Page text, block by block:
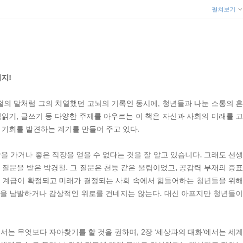
펼쳐보기
지!
말처럼 그의 치열했던 고뇌의 기록인 동시에, 청년들과 나눈 소통의 흔
기, 글쓰기 등 다양한 주제를 아우르는 이 책은 자신과 사회의 미래를 고
회를 발견하는 계기를 만들어 주고 있다.
가거나 좋은 직장을 얻을 수 없다는 것을 잘 알고 있습니다. 그래도 선생
문을 받은 박경철. 그 질문은 천둥 같은 울림이었고, 공감력 부재의 증표
급이 확정되고 미래가 결정되는 사회 속에서 힘들어하는 청년들을 위해
남발하거나 감상적인 위로를 건네지는 않는다. 대신 아프지만 청년들이
는 무엇보다 자아찾기를 할 것을 권하며, 2장 ‘세상과의 대화’에서는 세계